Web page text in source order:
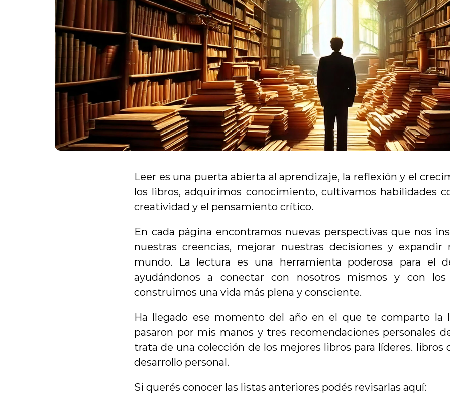
Leer es una puerta abierta al aprendizaje, la reflexión y el
los libros, adquirimos conocimiento, cultivamos habilidades
creatividad y el pensamiento crítico.
En cada página encontramos nuevas perspectivas que nos
nuestras creencias, mejorar nuestras decisiones y expandir
mundo. La lectura es una herramienta poderosa para el
ayudándonos a conectar con nosotros mismos y con los
construimos una vida más plena y consciente.
Ha llegado ese momento del año en el que te comparto la
pasaron por mis manos y tres recomendaciones personales
trata de una colección de los mejores libros para líderes. libros
desarrollo personal.
Si querés conocer las listas anteriores podés revisarlas aquí: